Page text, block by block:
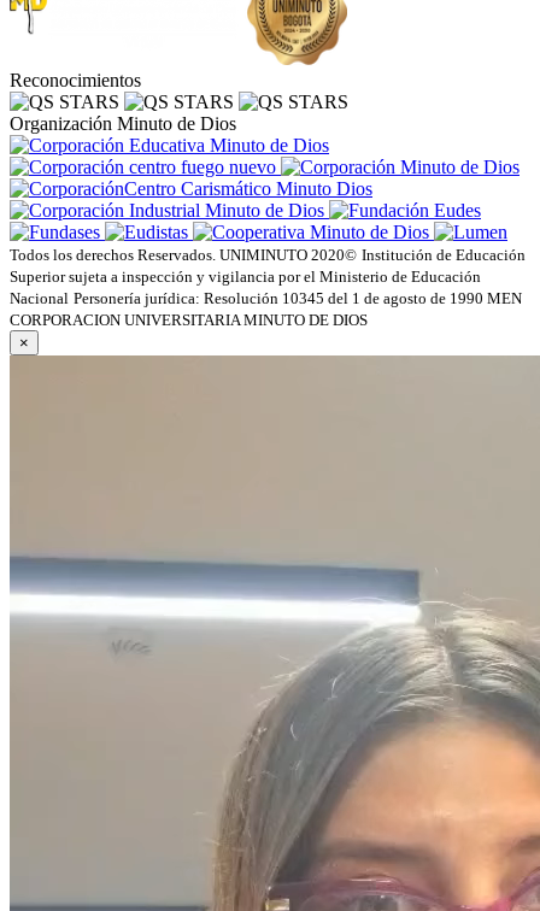
Reconocimientos
Organización Minuto de Dios
Todos los derechos Reservados. UNIMINUTO 2020© Institución de Educación
Superior sujeta a inspección y vigilancia por el Ministerio de Educación
Nacional Personería jurídica: Resolución 10345 del 1 de agosto de 1990 MEN
CORPORACION UNIVERSITARIA MINUTO DE DIOS
×